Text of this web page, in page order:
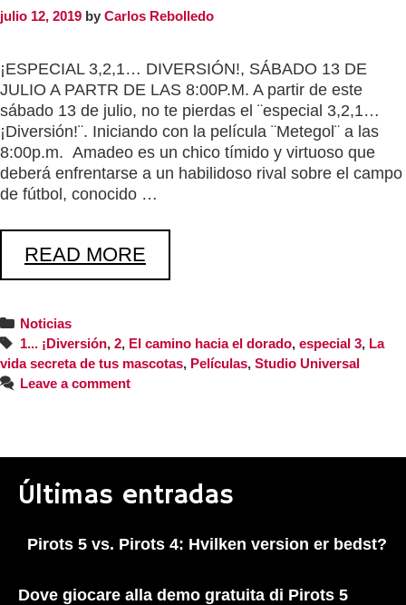
julio 12, 2019 by Carlos Rebolledo
¡ESPECIAL 3,2,1… DIVERSIÓN!, SÁBADO 13 DE
JULIO A PARTR DE LAS 8:00P.M. A partir de este
sábado 13 de julio, no te pierdas el ¨especial 3,2,1…
¡Diversión!¨. Iniciando con la película ¨Metegol¨ a las
8:00p.m. Amadeo es un chico tímido y virtuoso que
deberá enfrentarse a un habilidoso rival sobre el campo
de fútbol, conocido …
READ MORE
Noticias
1... ¡Diversión,2, El camino hacia el dorado,especial 3, La
vida secreta de tus mascotas, Películas, Studio Universal
Leave a comment
Últimas entradas
Pirots 5 vs. Pirots 4: Hvilken version er bedst?
Dove giocare alla demo gratuita di Pirots 5